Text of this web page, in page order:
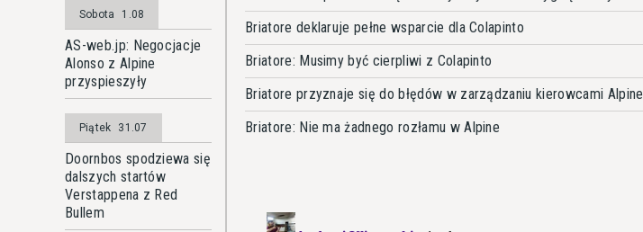
Sobota 1.08
AS-web.jp: Negocjacje
Alonso z Alpine
przyspieszyły
Piątek 31.07
Doornbos spodziewa się
dalszych startów
Verstappena z Red
Bullem
Briatore deklaruje pełne wsparcie dla Colapinto
Briatore: Musimy być cierpliwi z Colapinto
Briatore przyznaje się do błędów w zarządzaniu kierowcami Alpine
Briatore: Nie ma żadnego rozłamu w Alpine